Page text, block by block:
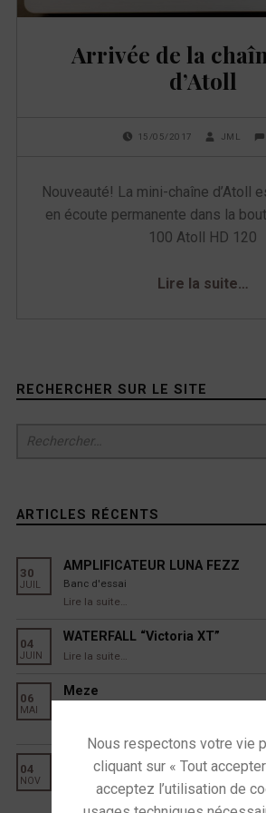
e
l
Arrivée de la
d’Atoll
15/05/2017
JML
Nouveauté! La mini-chaîne d’Atoll
en écoute permanente dans la
100 Atoll HD 120
Lire la suite…
Sidebar
RECHERCHER SUR LE SITE
ARTICLES RÉCENTS
30
JUIL
AMPLIFICATEUR LUNA FEZZ
Banc d'essai
Lire la suite…
04
JUIN
WATERFALL “Victoria XT”
Lire la suite
06
MAI
Meze
04
NOV
Dayens Ectasy III
Lire la suite“Dayens Ectasy III”
…